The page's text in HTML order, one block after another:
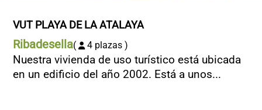
VUT PLAYA DE LA ATALAYA
Ribadesella( 4 plazas )
Nuestra vivienda de uso turístico está ubicada
en un edificio del año 2002. Está a unos...